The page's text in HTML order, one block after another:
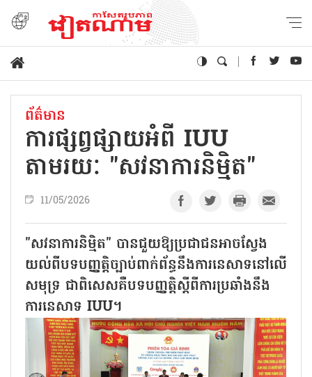
ព័ត៌មាន
ការ​ផ្សព្វផ្សាយអំពី IUU
តាមរយៈ "សវនាការនិម្មិត"​
11/05/2026
"សវនាការនិម្មិត" បានជួយឱ្យប្រជាជនអាចស្វែង​
យល់ពី​បទបញ្ញត្តិច្បាប់ពាក់ព័ន្ធនឹងការនេសាទនៅលើ
សមុទ្រ ជាពិសេសគឺបទបញ្ញត្តិស្តីពីការប្រឆាំងនឹង
ការនេសាទ IUU។​